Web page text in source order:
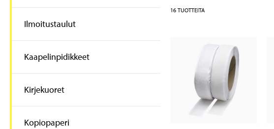
Ilmoitustaulut
Kaapelinpidikkeet
Kirjekuoret
Kopiopaperi
16 TUOTTEITA